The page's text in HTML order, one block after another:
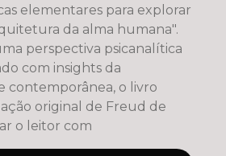
elementares para explorar
da alma humana".
perspectiva psicanalítica
com insights da
contemporânea, o livro
original de Freud de
o leitor com